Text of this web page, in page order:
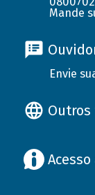
Mande
Envie
Outros